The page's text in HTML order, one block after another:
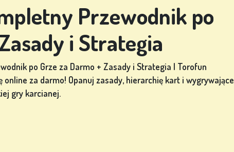
Przewodnik po
i Strategia
po Grze za Darmo + Zasady i Strategia | Torofun
online za darmo! Opanuj zasady, hierarchię kart i wygrywające
gry karcianej.